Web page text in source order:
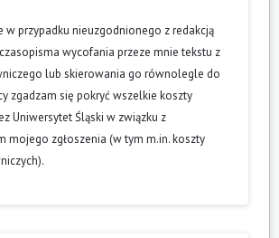
w przypadku nieuzgodnionego z redakcją
wycofania przeze mnie tekstu z
lub skierowania go równolegle do
zgadzam się pokryć wszelkie koszty
Uniwersytet Śląski w związku z
mojego zgłoszenia (w tym m.in. koszty